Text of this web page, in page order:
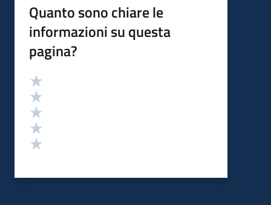
Quanto sono chiare le
informazioni su questa
pagina?
Valutazione